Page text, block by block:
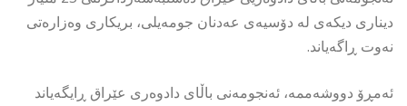
دیناری دیکەی لە دۆسیەی عەدنان جومەیلی، بریکاری وەزارەتی
نەوت ڕاگەیاند.
ئەمڕۆ دووشەممە، ئەنجومەنی باڵای دادوەری عێراق ڕایگەیاند